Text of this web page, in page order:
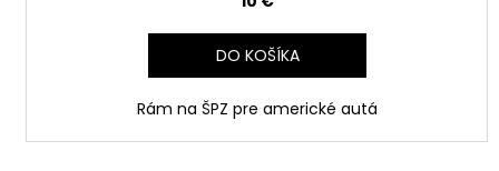
DO KOŠÍKA
Rám na ŠPZ pre americké autá